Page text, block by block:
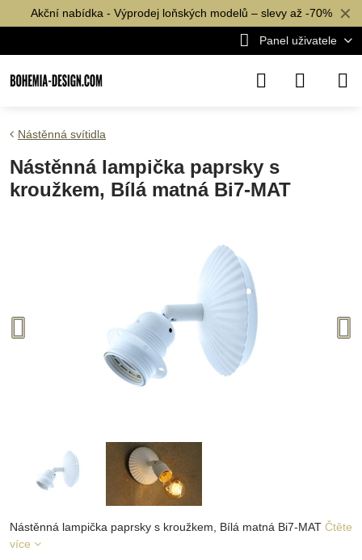
✕
Akční nabídka - Výprodej loňských modelů – slevy až -70%
Panel uživatele
Nástěnná svítidla
Nástěnná lampička paprsky s
kroužkem, Bílá matná Bi7-MAT
Nástěnná lampička paprsky s kroužkem, Bílá matná Bi7-MAT Čtěte
více